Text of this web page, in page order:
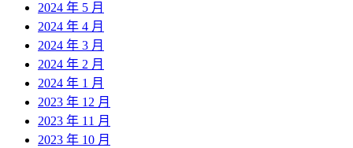
2024 年 5 月
2024 年 4 月
2024 年 3 月
2024 年 2 月
2024 年 1 月
2023 年 12 月
2023 年 11 月
2023 年 10 月